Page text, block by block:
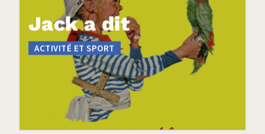
Jack a dit
ACTIVITÉ ET SPORT